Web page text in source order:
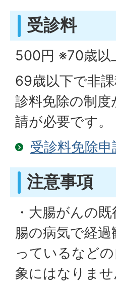
受診料
500円 ※70歳以
69歳以下で非
診料免除の制
請が必要です。
受診料免除
注意事項
・大腸がんの
腸の病気で経
っているなど
象にはなりま